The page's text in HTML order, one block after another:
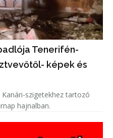
Tenerifén-
képek és
szigetekhez tartozó
hajnalban.